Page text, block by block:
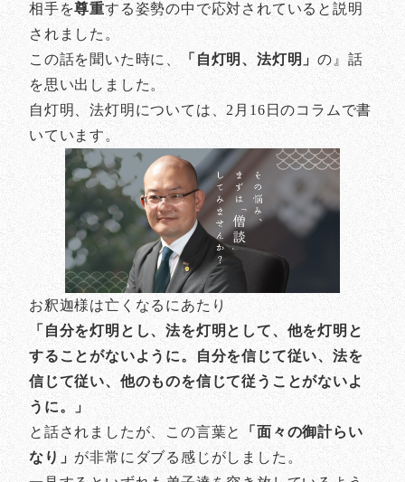
相手を尊重する姿勢の中で応対されていると説明
されました。
この話を聞いた時に、
「自灯明、法灯明」の』話
を思い出しました。
自灯明、法灯明については、2月16日のコラムで書
いています。
お釈迦様は亡くなるにあたり
「自分を灯明とし、法を灯明として、他を灯明と
することがないように。自分を信じて従い、法を
信じて従い、他のものを信じて従うことがないよ
うに。」
と話されましたが、この言葉と
「面々の御計らい
なり」が非常にダブる感じがしました。